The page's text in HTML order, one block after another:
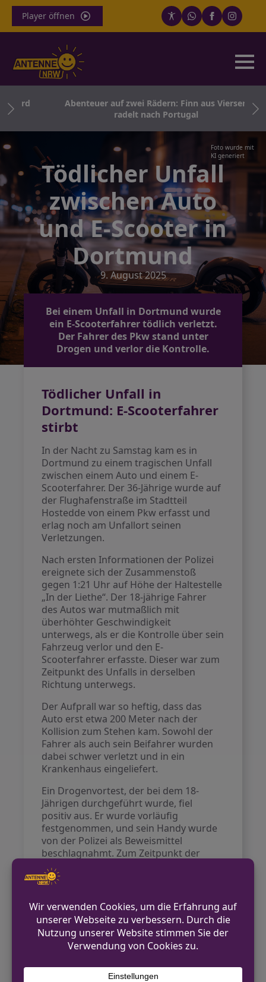
Player öffnen
Abenteuer auf zwei Rädern: Finn aus Viersen
radelt nach Portugal
Foto wurde mit
KI generiert
Tödlicher Unfall
zwischen Auto
und E-Scooter in
Dortmund
9. August 2025
Bei einem Unfall in Dortmund wurde
ein E-Scooterfahrer tödlich verletzt.
Der Fahrer des Pkw stand unter
Drogen und verlor die Kontrolle.
Tödlicher Unfall in
Dortmund: E-Scooterfahrer
stirbt
In der Nacht zu Samstag kam es in
Dortmund zu einem tragischen Unfall
zwischen einem Auto und einem E-
Scooterfahrer. Der 36-Jährige wurde auf
der Flughafenstraße im Stadtteil
Hostedde von einem Pkw erfasst und
erlag noch am Unfallort seinen
Verletzungen.
Nach ersten Informationen der Polizei
ereignete sich der Zusammenstoß
gegen 1:21 Uhr auf Höhe der Haltestelle
„In der Liethe“. Der 18-jährige Fahrer
des Autos war mutmaßlich mit
überhöhter Geschwindigkeit
unterwegs, als er die Kontrolle über sein
Fahrzeug verlor und den E-
Scooterfahrer erfasste. Dieser war zum
Zeitpunkt des Unfalls in derselben
Richtung unterwegs.
Der Aufprall war so heftig, dass das
Auto erst etwa 200 Meter nach der
Kollision zum Stehen kam. Sowohl der
Fahrer als auch sein Beifahrer wurden
dabei schwer verletzt und in ein
Krankenhaus eingeliefert.
Ein Drogenvortest, der bei dem 18-
Jährigen durchgeführt wurde, fiel
positiv aus. Er wurde vorläufig
festgenommen, und sein Handy wurde
von der Polizei als Beweismittel
beschlagnahmt. Zum Zeitpunkt der
Berichterstattung befand er sich unter
polizeilicher Bewachung im
Die Polizei und die Staatsanwaltschaft
haben die Ermittlungen aufgenommen,
um die genauen Umstände des Unfalls
zu klären.